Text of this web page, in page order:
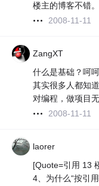
楼主的博客不错。
2008-11-11
ZangXT
什么是基础？呵呵
其实很多人都知
对编程，做项目
2008-11-11
laorer
[Quote=引用 13
4、为什么“按引